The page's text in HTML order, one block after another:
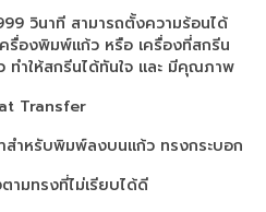
ชั่น Arena A2020
ลิเมชั่น
ชั่น Arena A3020
อ
วินาที สามารถตั้งความร้อนได้
รื่องพิมพ์แก้ว หรือ เครื่องที่สกรีน
ทำให้สกรีนได้ทันใจ และ มีคุณภาพ
Transfer
สำหรับพิมพ์ลงบนแก้ว ทรงกระบอก
ามทรงที่ไม่เรียบได้ดี